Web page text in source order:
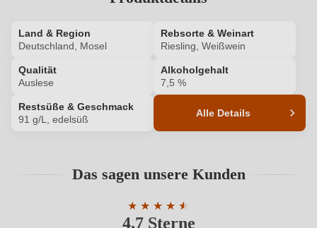
ANMELDEN
Land & Region
Deutschland, Mosel
Rebsorte & Weinart
Riesling, Weißwein
Qualität
Auslese
Alkoholgehalt
7,5 %
Restsüße & Geschmack
91 g/L, edelsüß
Alle Details
Alkoholgehalt in %Das sagen unsere Kunden
4,7 Sterne
★ ★ ★ ★ ★
★
Durchschnittliche Bewertung von 4.7